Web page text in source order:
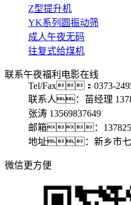
Z型提升机
YK系列圆振动筛
成人午夜无码
往复式给煤机
联系午夜福利电影在线
Tel/Fax：0373-
联系人：苗经理
张涛 13569837649
邮箱：
地址：新乡市七
微信更方便